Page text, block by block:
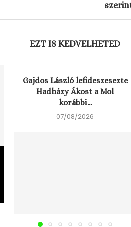
EZT IS KEDVELHETED
Gajdos László lefideszesezte
Hadházy Ákost a Mol
korábbi...
07/08/2026